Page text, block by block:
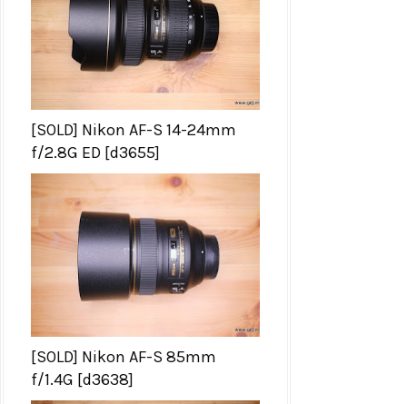
[SOLD] Nikon AF-S 14-24mm
f/2.8G ED [d3655]
[SOLD] Nikon AF-S 85mm
f/1.4G [d3638]